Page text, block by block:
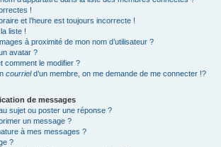
!
et l’heure est toujours incorrecte !
liste !
à proximité de mon nom d’utilisateur ?
avatar ?
comment le modifier ?
courrield’un membre, on me demande de me connecter !?
de messages
sujet ou poster une réponse ?
un message ?
à mes messages ?
?